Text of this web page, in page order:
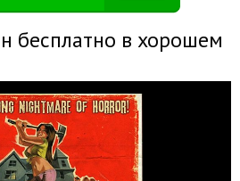
бесплатно в хорошем